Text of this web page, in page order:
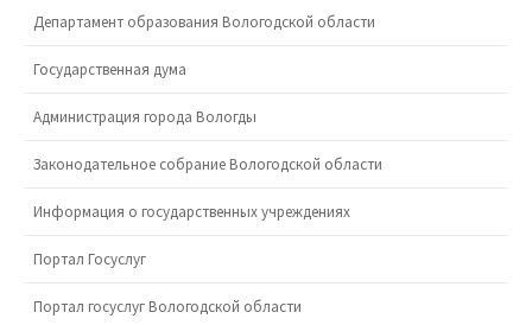
Департамент образования Вологодской области
Государственная дума
Администрация города Вологды
Законодательное собрание Вологодской области
Информация о государственных учреждениях
Портал Госуслуг
Портал госуслуг Вологодской области